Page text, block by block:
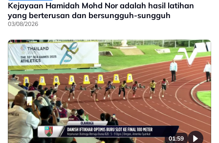
Kejayaan Hamidah Mohd Nor adalah hasil latihan
yang berterusan dan bersungguh-sungguh
03/08/2026
01:59